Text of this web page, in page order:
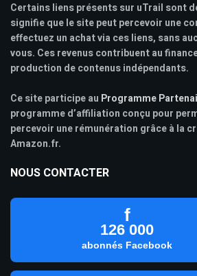
Certains liens présents sur uTrail sont
signifie que le site peut percevoir une
effectuez un achat via ces liens, sans
vous. Ces revenus contribuent au
production de contenus indépendants.
Ce site participe au Programme
programme d’affiliation conçu pour
percevoir une rémunération grâce à la
Amazon.fr.
NOUS CONTACTER
f
126 000
abonnés Facebook